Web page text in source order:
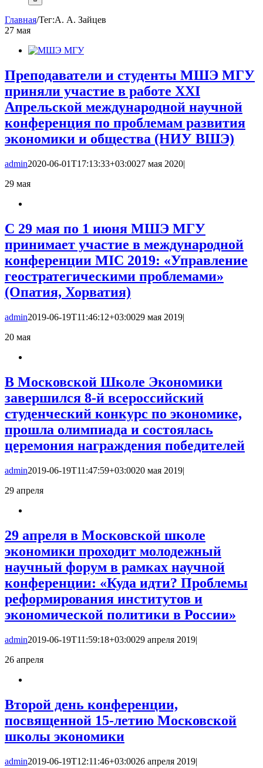
Главная/Тег:А. А. Зайцев
27 мая
Преподаватели и студенты МШЭ МГУ
приняли участие в работе XXI
Апрельской международной научной
конференция по проблемам развития
экономики и общества (НИУ ВШЭ)
admin2020-06-01T17:13:33+03:0027 мая 2020|
29 мая
С 29 мая по 1 июня МШЭ МГУ
принимает участие в международной
конференции MIC 2019: «Управление
геостратегическими проблемами»
(Опатия, Хорватия)
admin2019-06-19T11:46:12+03:0029 мая 2019|
20 мая
В Московской Школе Экономики
завершился 8-й всероссийский
студенческий конкурс по экономике,
прошла олимпиада и состоялась
церемония награждения победителей
admin2019-06-19T11:47:59+03:0020 мая 2019|
29 апреля
29 апреля в Московской школе
экономики проходит молодежный
научный форум в рамках научной
конференции: «Куда идти? Проблемы
реформирования институтов и
экономической политики в России»
admin2019-06-19T11:59:18+03:0029 апреля 2019|
26 апреля
Второй день конференции,
посвященной 15-летию Московской
школы экономики
admin2019-06-19T12:11:46+03:0026 апреля 2019|